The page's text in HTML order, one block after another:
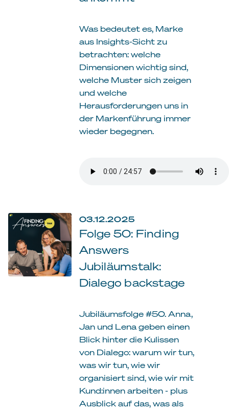
Was bedeutet es, Marke
aus Insights-Sicht zu
betrachten: welche
Dimensionen wichtig sind,
welche Muster sich zeigen
und welche
Herausforderungen uns in
der Markenführung immer
wieder begegnen.
03.12.2025
Folge 50: Finding
Answers
Jubiläumstalk:
Dialego backstage
Jubiläumsfolge #50. Anna,
Jan und Lena geben einen
Blick hinter die Kulissen
von Dialego: warum wir tun,
was wir tun, wie wir
organisiert sind, wie wir mit
Kund:innen arbeiten - plus
Ausblick auf das, was als